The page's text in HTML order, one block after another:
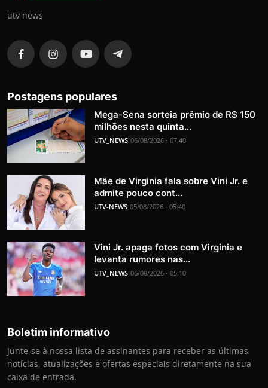
utv news
Postagens populares
Mega-Sena sorteia prêmio de R$ 150
milhões nesta quinta...
UTV_NEWS 06/08/2026 - 07:40
Mãe de Virginia fala sobre Vini Jr. e
admite pouco cont...
UTV-NEWS 05/08/2026 - 05:40
Vini Jr. apaga fotos com Virginia e
levanta rumores nas...
UTV_NEWS 06/08/2026 - 05:10
Boletim informativo
Junte-se à nossa lista de assinantes para receber as últimas
notícias, atualizações e ofertas especiais diretamente na sua
caixa de entrada.